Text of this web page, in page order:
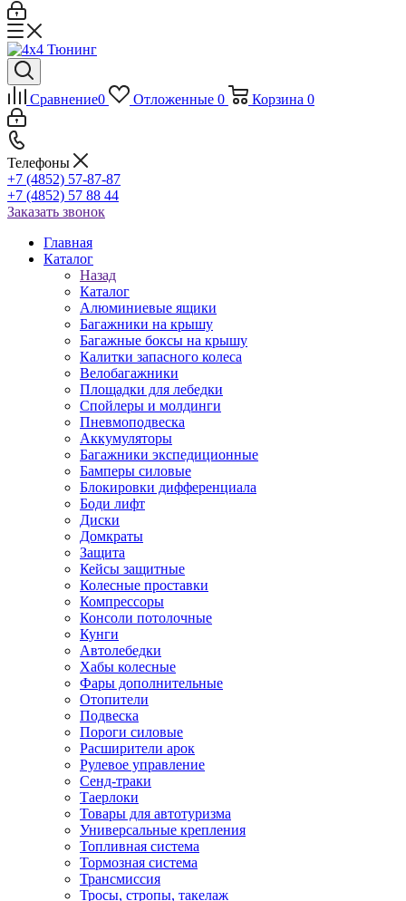
Сравнение0 Отложенные 0 Корзина 0
Телефоны
+7 (4852) 57-87-87
+7 (4852) 57 88 44
Заказать звонок
Главная
Каталог
Назад
Каталог
Алюминиевые ящики
Багажники на крышу
Багажные боксы на крышу
Калитки запасного колеса
Велобагажники
Площадки для лебедки
Спойлеры и молдинги
Пневмоподвеска
Аккумуляторы
Багажники экспедиционные
Бамперы силовые
Блокировки дифференциала
Боди лифт
Диски
Домкраты
Защита
Кейсы защитные
Колесные проставки
Компрессоры
Консоли потолочные
Кунги
Автолебедки
Хабы колесные
Фары дополнительные
Отопители
Подвеска
Пороги силовые
Расширители арок
Рулевое управление
Сенд-траки
Таерлоки
Товары для автотуризма
Универсальные крепления
Топливная система
Тормозная система
Трансмиссия
Тросы, стропы, такелаж